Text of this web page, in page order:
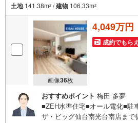
土地141.38m2 /建物 106.33m2
画像36枚
4,049万円
成約でもら
おすすめポイント 梅田 多夢
■ZEH水準住宅■オール電化■駐
ザ・ビッグ仙台南光台南店ま